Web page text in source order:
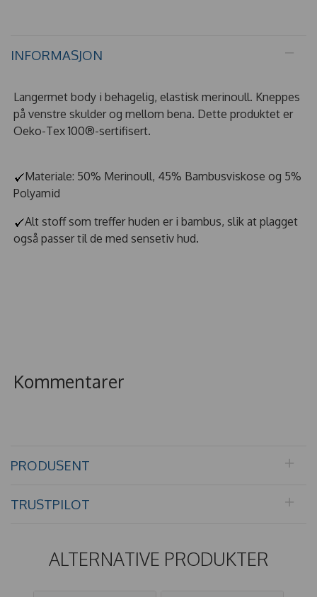
INFORMASJON
Langermet body i behagelig, elastisk merinoull. Kneppes
på venstre skulder og mellom bena. Dette produktet er
Oeko-Tex 100®-sertifisert.
Materiale: 50% Merinoull, 45% Bambusviskose og 5%
Polyamid
Alt stoff som treffer huden er i bambus, slik at plagget
også passer til de med sensetiv hud.
Kommentarer
PRODUSENT
TRUSTPILOT
ALTERNATIVE PRODUKTER